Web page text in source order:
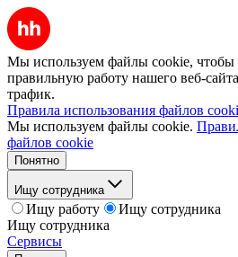
Мы используем файлы cookie, чтобы
правильную работу нашего веб-
трафик.
Правила использования файлов
Мы используем файлы cookie.
файлов cookie
Понятно
Ищу сотрудника
Ищу работу
Ищу сотрудника
Ищу сотрудника
Сервисы